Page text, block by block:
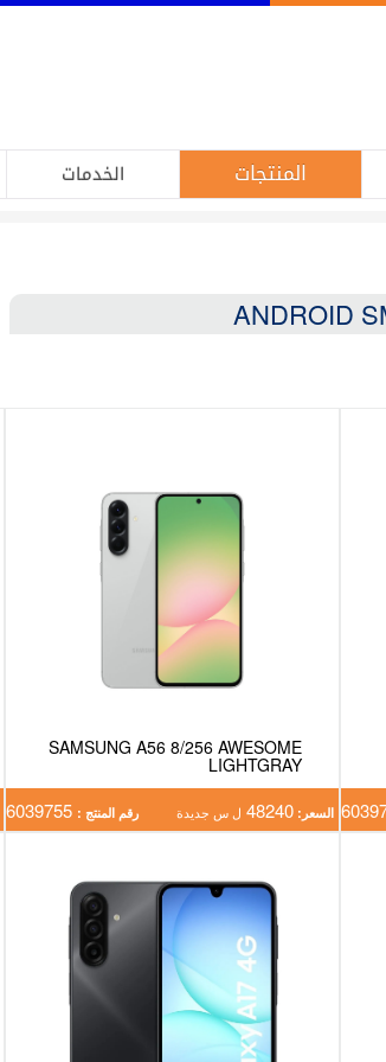
المنتجات الخدمات
SAMSUNG A56 8/256 AWESOME
LIGHTGRAY
السعر: 48240 ل س جديدة رقم المنتج :